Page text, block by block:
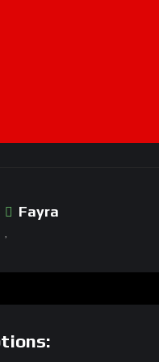
Fayra